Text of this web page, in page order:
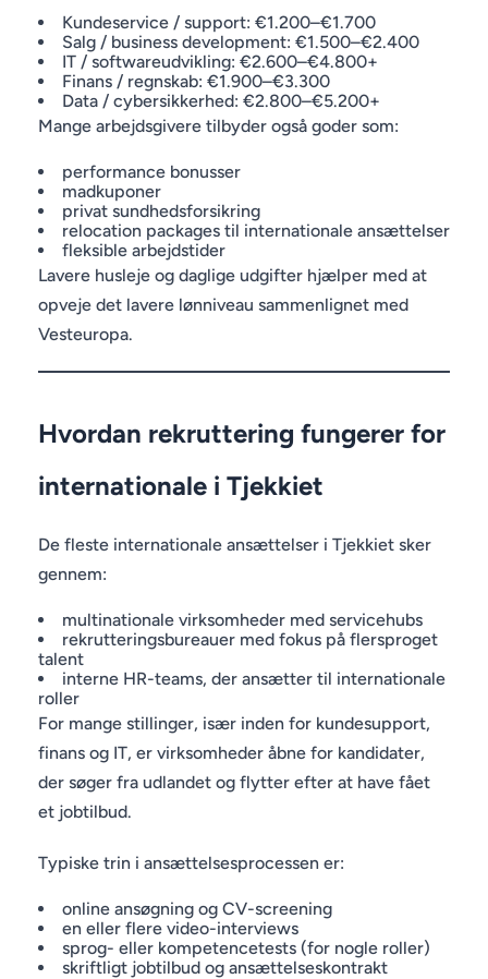
Kundeservice / support: €1.200–€1.700
Salg / business development: €1.500–€2.400
IT / softwareudvikling: €2.600–€4.800+
Finans / regnskab: €1.900–€3.300
Data / cybersikkerhed: €2.800–€5.200+
Mange arbejdsgivere tilbyder også goder som:
performance bonusser
madkuponer
privat sundhedsforsikring
relocation packages til internationale ansættelser
fleksible arbejdstider
Lavere husleje og daglige udgifter hjælper med at
opveje det lavere lønniveau sammenlignet med
Vesteuropa.
Hvordan rekruttering fungerer for
internationale i Tjekkiet
De fleste internationale ansættelser i Tjekkiet sker
gennem:
multinationale virksomheder med servicehubs
rekrutteringsbureauer med fokus på flersproget
talent
interne HR-teams, der ansætter til internationale
roller
For mange stillinger, især inden for kundesupport,
finans og IT, er virksomheder åbne for kandidater,
der søger fra udlandet og flytter efter at have fået
et jobtilbud.
Typiske trin i ansættelsesprocessen er:
online ansøgning og CV-screening
en eller flere video-interviews
sprog- eller kompetencetests (for nogle roller)
skriftligt jobtilbud og ansættelseskontrakt